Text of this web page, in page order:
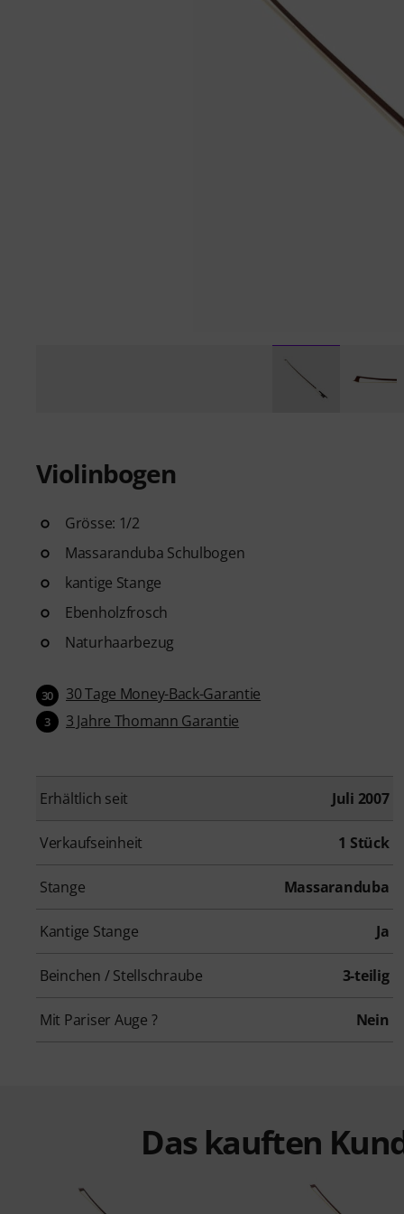
Violinbogen
Grösse: 1/2
Massaranduba Schulbogen
kantige Stange
Ebenholzfrosch
Naturhaarbezug
30 30 Tage Money-Back-Garantie
3 3 Jahre Thomann Garantie
Erhältlich seit Juli 2007
Verkaufseinheit 1 Stück
Stange Massaranduba
Kantige Stange Ja
Beinchen / Stellschraube 3-teilig
Mit Pariser Auge ? Nein
Das kauften